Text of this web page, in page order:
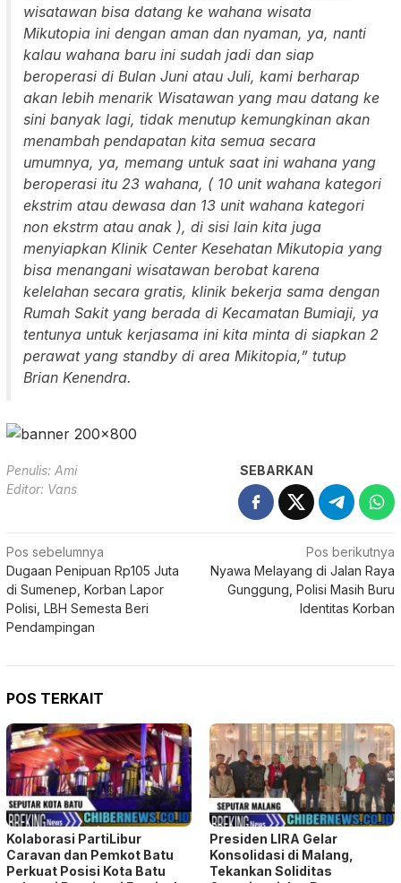
wisatawan bisa datang ke wahana wisata
Mikutopia ini dengan aman dan nyaman, ya, nanti
kalau wahana baru ini sudah jadi dan siap
beroperasi di Bulan Juni atau Juli, kami berharap
akan lebih menarik Wisatawan yang mau datang ke
sini banyak lagi, tidak menutup kemungkinan akan
menambah pendapatan kita semua secara
umumnya, ya, memang untuk saat ini wahana yang
beroperasi itu 23 wahana, ( 10 unit wahana kategori
ekstrim atau dewasa dan 13 unit wahana kategori
non ekstrm atau anak ), di sisi lain kita juga
menyiapkan Klinik Center Kesehatan Mikutopia yang
bisa menangani wisatawan berobat karena
kelelahan secara gratis, klinik bekerja sama dengan
Rumah Sakit yang berada di Kecamatan Bumiaji, ya
tentunya untuk kerjasama ini kita minta di siapkan 2
perawat yang standby di area Mikitopia,” tutup
Brian Kenendra.
Penulis: Ami
Editor: Vans
SEBARKAN
Navigasi
pos
Pos sebelumnya
Dugaan Penipuan Rp105 Juta
di Sumenep, Korban Lapor
Polisi, LBH Semesta Beri
Pendampingan
Pos berikutnya
Nyawa Melayang di Jalan Raya
Gunggung, Polisi Masih Buru
Identitas Korban
POS TERKAIT
Kolaborasi PartiLibur
Caravan dan Pemkot Batu
Perkuat Posisi Kota Batu
Presiden LIRA Gelar
Konsolidasi di Malang,
Tekankan Soliditas